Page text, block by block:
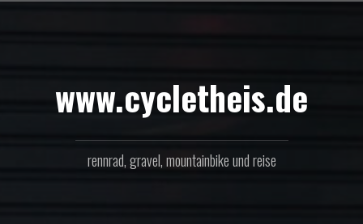
www.cycletheis.de
rennrad, gravel, mountainbike und reise